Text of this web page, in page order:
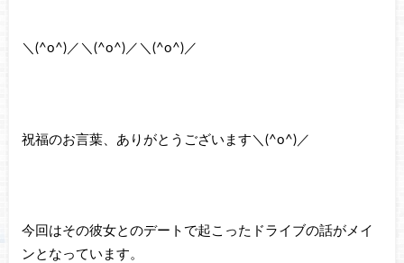
＼(^o^)／＼(^o^)／＼(^o^)／
祝福のお言葉、ありがとうございます＼(^o^)／
今回はその彼女とのデートで起こったドライブの話がメイ
ンとなっています。